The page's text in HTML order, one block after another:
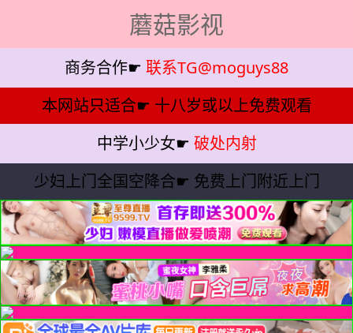
蘑菇影视
商务合作☛ 联系TG@moguys88
本网站只适合☛ 十八岁或以上免费观看
中学小少女☛ 破处内射
少妇上门全国空降合☛ 免费上门附近上门